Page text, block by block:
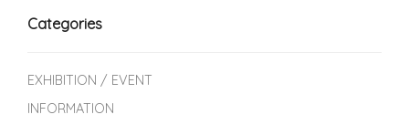
Categories
EXHIBITION / EVENT
INFORMATION